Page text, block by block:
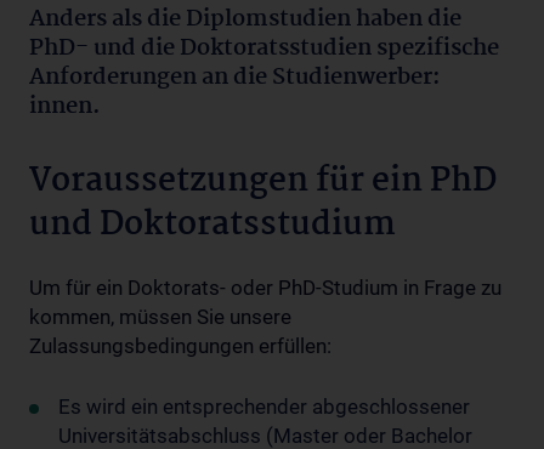
Anders als die Diplomstudien haben die
PhD- und die Doktoratsstudien spezifische
Anforderungen an die Studienwerber:
innen.
Voraussetzungen für ein PhD
und Doktoratsstudium
Um für ein Doktorats- oder PhD-Studium in Frage zu
kommen, müssen Sie unsere
Zulassungsbedingungen erfüllen:
Es wird ein entsprechender abgeschlossener
Universitätsabschluss (Master oder Bachelor